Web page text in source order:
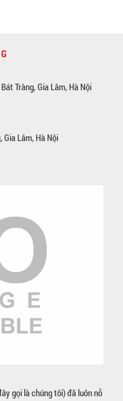
Tràng, Gia Lâm, Hà Nội
Gia Lâm, Hà Nội
gọi là chúng tôi) đã luôn nỗ